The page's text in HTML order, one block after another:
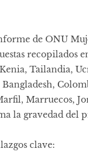
de ONU
recopilados
Tailandia,
Marruecos,
la gravedad del
clave: